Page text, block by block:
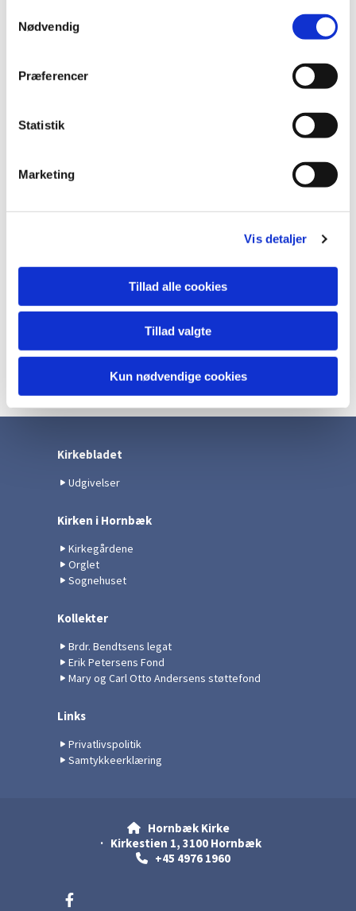
Nødvendig
Præferencer
Statistik
Marketing
Vis detaljer
Tillad alle cookies
Tillad valgte
Kun nødvendige cookies
Du vil måske også kunne lide...
Kirkebladet
Udgivelser
Kirken i Hornbæk
Kirkegårdene
Orglet
Sognehuset
Kollekter
Brdr. Bendtsens legat
Erik Petersens Fond
Mary og Carl Otto Andersens støttefond
Links
Privatlivspolitik
Samtykkeerklæring
Hornbæk Kirke
· Kirkestien 1, 3100 Hornbæk
+45 4976 1960